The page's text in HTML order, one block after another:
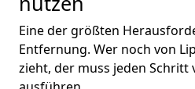
Eine der größten
Entfernung. Wer noch von
zieht, der muss jeden Schritt